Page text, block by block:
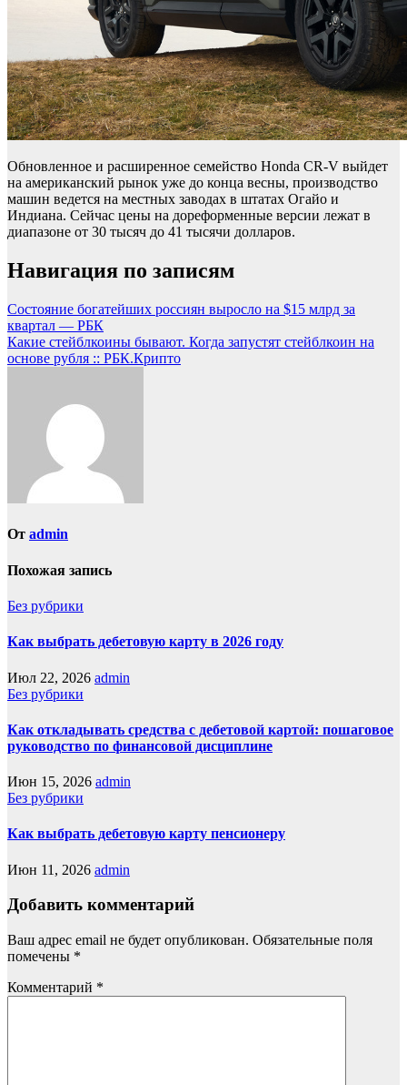
Обновленное и расширенное семейство Honda CR-V выйдет
на американский рынок уже до конца весны, производство
машин ведется на местных заводах в штатах Огайо и
Индиана. Сейчас цены на дореформенные версии лежат в
диапазоне от 30 тысяч до 41 тысячи долларов.
Навигация по записям
Состояние богатейших россиян выросло на $15 млрд за
квартал — РБК
Какие стейблкоины бывают. Когда запустят стейблкоин на
основе рубля :: РБК.Крипто
От admin
Похожая запись
Без рубрики
Как выбрать дебетовую карту в 2026 году
Июл 22, 2026 admin
Без рубрики
Как откладывать средства с дебетовой картой: пошаговое
руководство по финансовой дисциплине
Июн 15, 2026 admin
Без рубрики
Как выбрать дебетовую карту пенсионеру
Июн 11, 2026 admin
Добавить комментарий
Ваш адрес email не будет опубликован. Обязательные поля
помечены *
Комментарий *